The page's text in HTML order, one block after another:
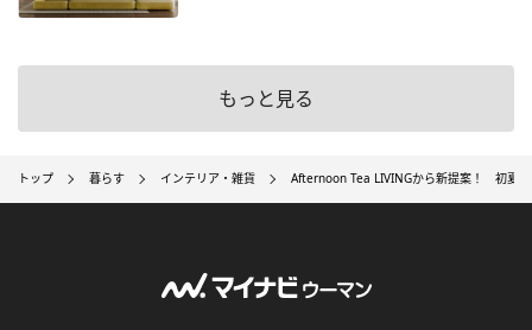
もっと見る
トップ 暮らす インテリア・雑貨 Afternoon Tea LIVINGから新提案！ 初夏の